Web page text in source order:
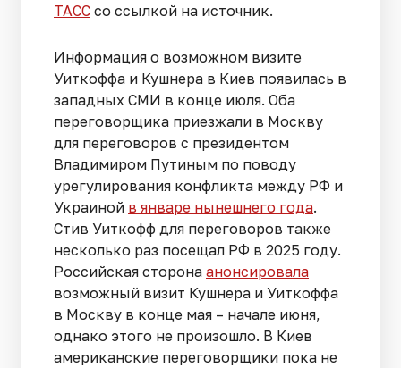
ТАСС со ссылкой на источник.
Информация о возможном визите
Уиткоффа и Кушнера в Киев появилась в
западных СМИ в конце июля. Оба
переговорщика приезжали в Москву
для переговоров с президентом
Владимиром Путиным по поводу
урегулирования конфликта между РФ и
Украиной в январе нынешнего года.
Стив Уиткофф для переговоров также
несколько раз посещал РФ в 2025 году.
Российская сторона анонсировала
возможный визит Кушнера и Уиткоффа
в Москву в конце мая – начале июня,
однако этого не произошло. В Киев
американские переговорщики пока не